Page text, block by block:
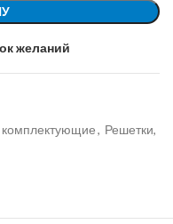
желаний
комплектующие, Решетки,